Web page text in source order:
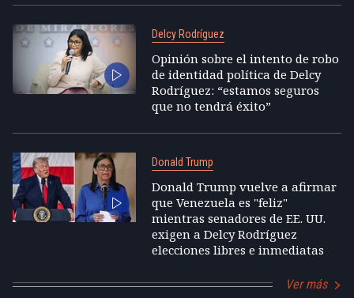
Delcy Rodríguez
Opinión sobre el intento de robo
de identidad política de Delcy
Rodríguez: “estamos seguros
que no tendrá éxito”
Donald Trump
Donald Trump vuelve a afirmar
que Venezuela es "feliz"
mientras senadores de EE. UU.
exigen a Delcy Rodríguez
elecciones libres e inmediatas
Ver más